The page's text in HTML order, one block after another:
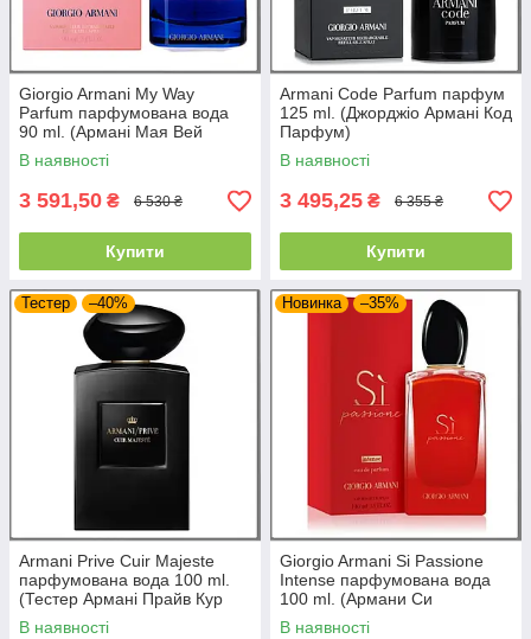
Giorgio Armani My Way
Parfum парфумована вода
90 ml. (Армані Мая Вей
Парфуми)
В наявності
3 591,50 ₴ 6 530 ₴
Купити
Armani Code Parfum парфум
125 ml. (Джорджіо Армані Код
Парфум)
В наявності
3 495,25 ₴ 6 355 ₴
Купити
Тестер –40%
Armani Prive Cuir Majeste
парфумована вода 100 ml.
(Тестер Армані Прайв Кур
Мережив)
В наявності
Новинка –35%
Giorgio Armani Si Passione
Intense парфумована вода
100 ml. (Армани Си
Пассионе Интенс)
В наявності